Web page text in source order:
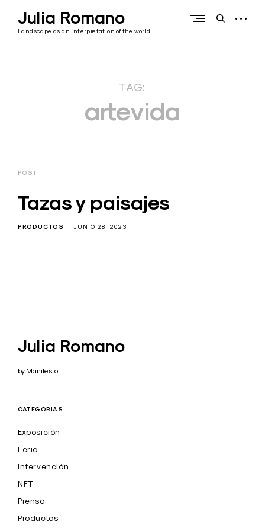
contentJulia Romano
Landscape as an interpretation of the world
openopen
TAG:
artevida
POST
Tazas y paisajes
PRODUCTOS JUNIO 28, 2023
Julia Romano
by Manifesto
CATEGORÍAS
Exposición
Feria
Intervención
NFT
Prensa
Productos